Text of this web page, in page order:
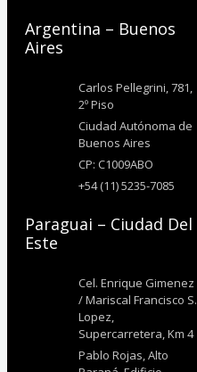
Argentina – Buenos
Aires
Carlos Pellegrini, 781,
2º Piso
Ciudad Autónoma de
Buenos Aires
CP: C1009ABO
+54 (11) 5235-7085
Paraguai – Ciudad Del
Este
Cel. Enrique Gimenez
/ Mariscal Francisco S.
Lopez,
Supercarretera, Km 4
Pablo Rojas, Alto